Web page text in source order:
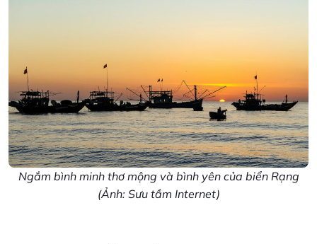
Ngắm bình minh thơ mộng và bình yên của biển Rạng
(Ảnh: Sưu tầm Internet)